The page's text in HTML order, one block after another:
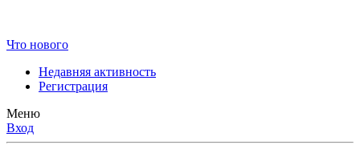
Что нового
Недавняя активность
Регистрация
Меню
Вход